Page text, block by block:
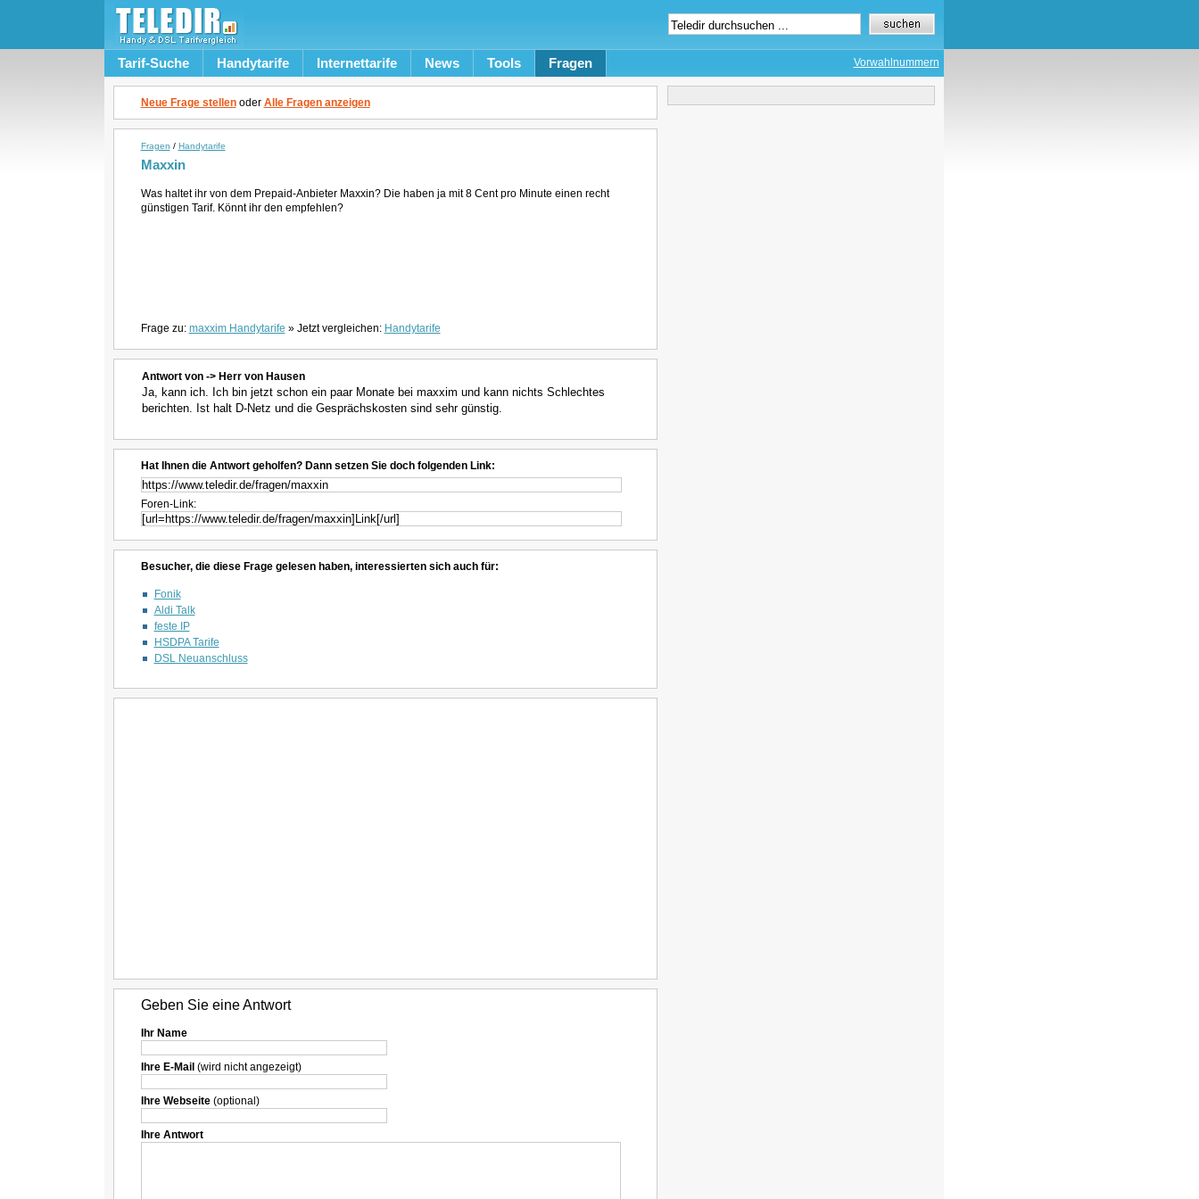
Tarif-Suche Handytarife Internettarife News Tools Fragen Vorwahlnummern
Neue Frage stellenoder Alle Fragen anzeigen
Fragen / Handytarife
Maxxin
Was haltet ihr von dem Prepaid-Anbieter Maxxin? Die haben ja mit 8 Cent pro Minute einen recht
günstigen Tarif. Könnt ihr den empfehlen?
Frage zu: maxxim Handytarife » Jetzt vergleichen: Handytarife
Antwort von -> Herr von Hausen
Ja, kann ich. Ich bin jetzt schon ein paar Monate bei maxxim und kann nichts Schlechtes
berichten. Ist halt D-Netz und die Gesprächskosten sind sehr günstig.
Hat Ihnen die Antwort geholfen? Dann setzen Sie doch folgenden Link:
Foren-Link:
Besucher, die diese Frage gelesen haben, interessierten sich auch für:
Fonik
Aldi Talk
feste IP
HSDPA Tarife
DSL Neuanschluss
Geben Sie eine Antwort
Ihr Name
Ihre E-Mail (wird nicht angezeigt)
Ihre Webseite(optional)
Ihre Antwort